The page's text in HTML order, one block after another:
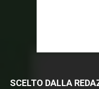
SCELTO DALLA